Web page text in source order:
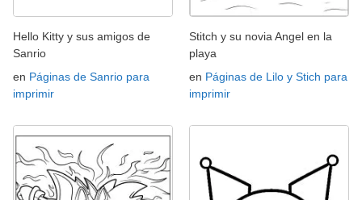
Hello Kitty y sus amigos de
Sanrio
en Páginas de Sanrio para
imprimir
Stitch y su novia Angel en la
playa
en Páginas de Lilo y Stich para
imprimir